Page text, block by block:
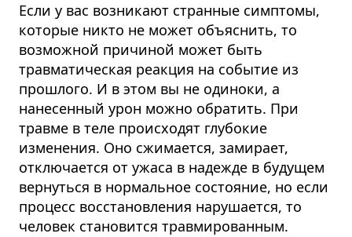
Если у вас возникают странные симптомы,
которые никто не может объяснить, то
возможной причиной может быть
травматическая реакция на событие из
прошлого. И в этом вы не одиноки, а
нанесенный урон можно обратить. При
травме в теле происходят глубокие
изменения. Оно сжимается, замирает,
отключается от ужаса в надежде в будущем
вернуться в нормальное состояние, но если
процесс восстановления нарушается, то
человек становится травмированным.